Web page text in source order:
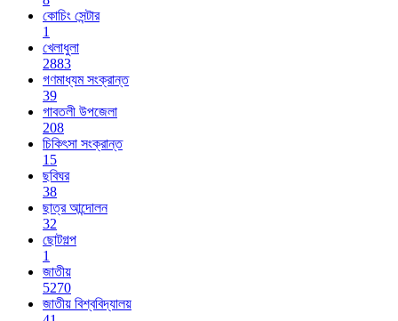
কোচিং সেন্টার
1
খেলাধুলা
2883
গণমাধ্যম সংক্রান্ত
39
গাবতলী উপজেলা
208
চিকিৎসা সংক্রান্ত
15
ছবিঘর
38
ছাত্র আন্দোলন
32
ছোটগল্প
1
জাতীয়
5270
জাতীয় বিশ্ববিদ্যালয়